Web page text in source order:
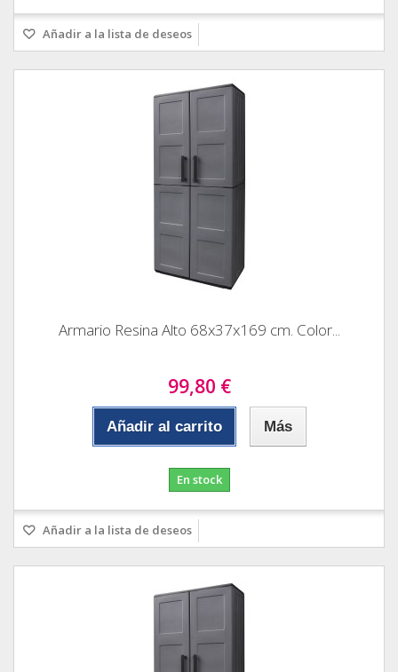
Añadir a la lista de deseos
Armario Resina Alto 68x37x169 cm. Color...
99,80 €
Añadir al carrito Más
En stock
Añadir a la lista de deseos